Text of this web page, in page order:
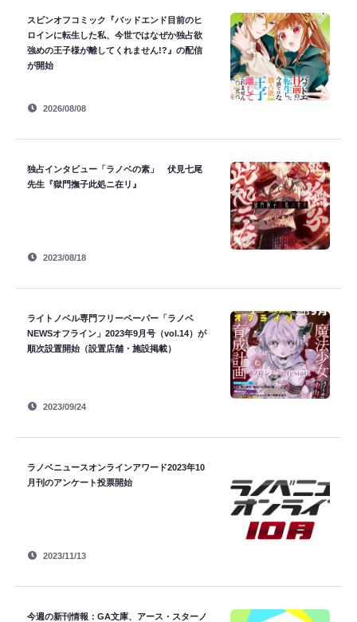
スピンオフコミック『バッドエンド目前のヒ
ロインに転生した私、今世ではなぜか独占欲
強めの王子様が離してくれません!?』の配信
が開始
2026/08/08
独占インタビュー「ラノベの素」 伏見七尾
先生『獄門撫子此処ニ在リ』
2023/08/18
ライトノベル専門フリーペーパー「ラノベ
NEWSオフライン」2023年9月号（vol.14）が
順次設置開始（設置店舗・施設掲載）
2023/09/24
ラノベニュースオンラインアワード2023年10
月刊のアンケート投票開始
2023/11/13
今週の新刊情報：GA文庫、アース・スターノ